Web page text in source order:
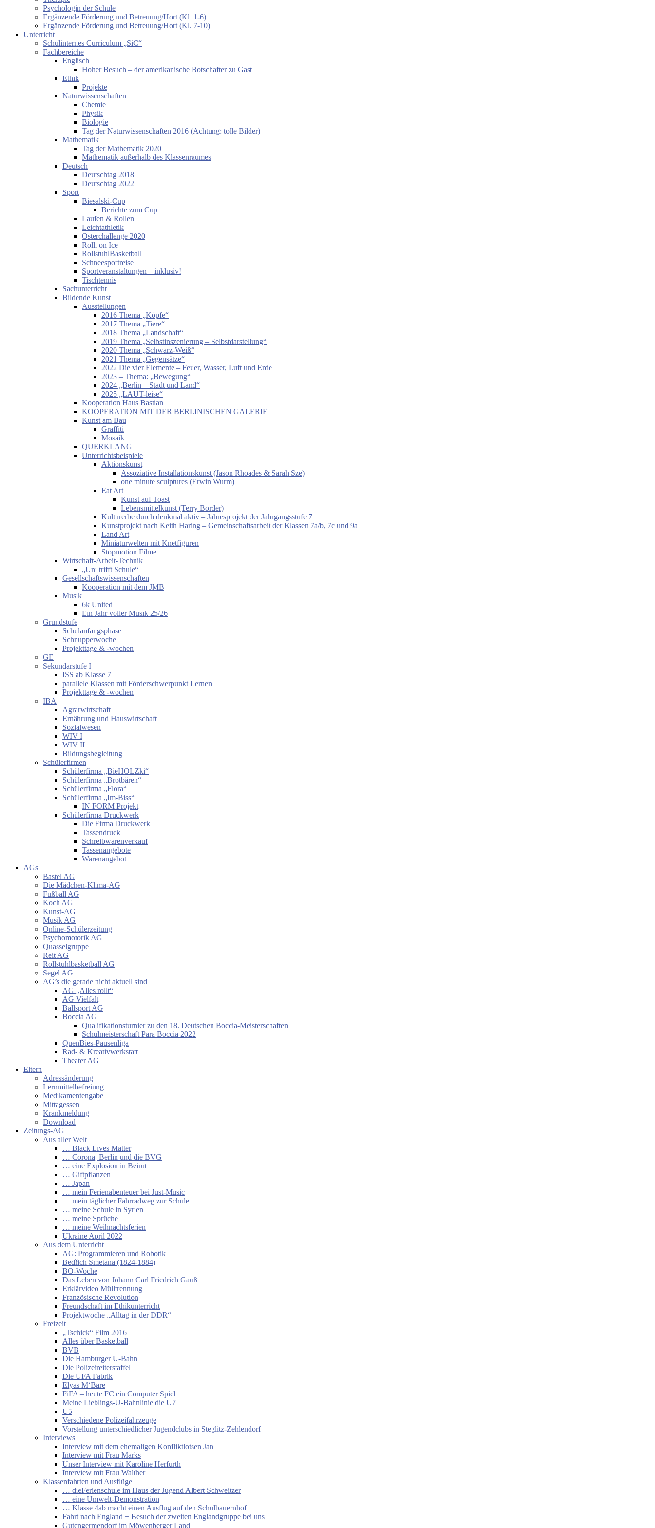
Psychologin der Schule
Ergänzende Förderung und Betreuung/Hort (Kl. 1-6)
Ergänzende Förderung und Betreuung/Hort (Kl. 7-10)
Unterricht
Schulinternes Curriculum „SiC“
Fachbereiche
Englisch
Hoher Besuch – der amerikanische Botschafter zu Gast
Ethik
Projekte
Naturwissenschaften
Chemie
Physik
Biologie
Tag der Naturwissenschaften 2016 (Achtung: tolle Bilder)
Mathematik
Tag der Mathematik 2020
Mathematik außerhalb des Klassenraumes
Deutsch
Deutschtag 2018
Deutschtag 2022
Sport
Biesalski-Cup
Berichte zum Cup
Laufen & Rollen
Leichtathletik
Osterchallenge 2020
Rolli on Ice
RollstuhlBasketball
Schneesportreise
Sportveranstaltungen – inklusiv!
Tischtennis
Sachunterricht
Bildende Kunst
Ausstellungen
2016 Thema „Köpfe“
2017 Thema „Tiere“
2018 Thema „Landschaft“
2019 Thema „Selbstinszenierung – Selbstdarstellung“
2020 Thema „Schwarz-Weiß“
2021 Thema „Gegensätze“
2022 Die vier Elemente – Feuer, Wasser, Luft und Erde
2023 – Thema: „Bewegung“
2024 „Berlin – Stadt und Land“
2025 „LAUT-leise“
Kooperation Haus Bastian
KOOPERATION MIT DER BERLINISCHEN GALERIE
Kunst am Bau
Graffiti
Mosaik
QUERKLANG
Unterrichtsbeispiele
Aktionskunst
Assoziative Installationskunst (Jason Rhoades & Sarah Sze)
one minute sculptures (Erwin Wurm)
Eat Art
Kunst auf Toast
Lebensmittelkunst (Terry Border)
Kulturerbe durch denkmal aktiv – Jahresprojekt der Jahrgangsstufe 7
Kunstprojekt nach Keith Haring – Gemeinschaftsarbeit der Klassen 7a/b, 7c und 9a
Land Art
Miniaturwelten mit Knetfiguren
Stopmotion Filme
Wirtschaft-Arbeit-Technik
„Uni trifft Schule“
Gesellschaftswissenschaften
Kooperation mit dem JMB
Musik
6k United
Ein Jahr voller Musik 25/26
Grundstufe
Schulanfangsphase
Schnupperwoche
Projekttage & -wochen
GE
Sekundarstufe I
ISS ab Klasse 7
parallele Klassen mit Förderschwerpunkt Lernen
Projekttage & -wochen
IBA
Agrarwirtschaft
Ernährung und Hauswirtschaft
Sozialwesen
WIV I
WIV II
Bildungsbegleitung
Schülerfirmen
Schülerfirma „BieHOLZki“
Schülerfirma „Brotbären“
Schülerfirma „Flora“
Schülerfirma „Im-Biss“
IN FORM Projekt
Schülerfirma Druckwerk
Die Firma Druckwerk
Tassendruck
Schreibwarenverkauf
Tassenangebote
Warenangebot
AGs
Bastel AG
Die Mädchen-Klima-AG
Fußball AG
Koch AG
Kunst-AG
Musik AG
Online-Schülerzeitung
Psychomotorik AG
Quasselgruppe
Reit AG
Rollstuhlbasketball AG
Segel AG
AG’s die gerade nicht aktuell sind
AG „Alles rollt“
AG Vielfalt
Ballsport AG
Boccia AG
Qualifikationsturnier zu den 18. Deutschen Boccia-Meisterschaften
Schulmeisterschaft Para Boccia 2022
QuenBies-Pausenliga
Rad- & Kreativwerkstatt
Theater AG
Eltern
Adressänderung
Lernmittelbefreiung
Medikamentengabe
Mittagessen
Krankmeldung
Download
Zeitungs-AG
Aus aller Welt
… Black Lives Matter
… Corona, Berlin und die BVG
… eine Explosion in Beirut
… Giftpflanzen
… Japan
… mein Ferienabenteuer bei Just-Music
… mein täglicher Fahrradweg zur Schule
… meine Schule in Syrien
… meine Sprüche
… meine Weihnachtsferien
Ukraine April 2022
Aus dem Unterricht
AG: Programmieren und Robotik
Bedřich Smetana (1824-1884)
BO-Woche
Das Leben von Johann Carl Friedrich Gauß
Erklärvideo Mülltrennung
Französische Revolution
Freundschaft im Ethikunterricht
Projektwoche „Alltag in der DDR“
Freizeit
„Tschick“ Film 2016
Alles über Basketball
BVB
Die Hamburger U-Bahn
Die Polizeireiterstaffel
Die UFA Fabrik
Elyas M‘Bare
FiFA – heute FC ein Computer Spiel
Meine Lieblings-U-Bahnlinie die U7
U5
Verschiedene Polizeifahrzeuge
Vorstellung unterschiedlicher Jugendclubs in Steglitz-Zehlendorf
Interviews
Interview mit dem ehemaligen Konfliktlotsen Jan
Interview mit Frau Marks
Unser Interview mit Karoline Herfurth
Interview mit Frau Walther
Klassenfahrten und Ausflüge
… dieFerienschule im Haus der Jugend Albert Schweitzer
… eine Umwelt-Demonstration
… Klasse 4ab macht einen Ausflug auf den Schulbauernhof
Fahrt nach England + Besuch der zweiten Englandgruppe bei uns
Gutengermendorf im Möwenberger Land